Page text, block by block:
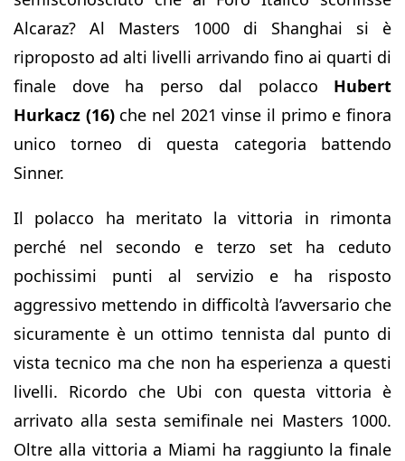
Alcaraz? Al Masters 1000 di Shanghai si è
riproposto ad alti livelli arrivando fino ai quarti di
finale dove ha perso dal polacco Hubert
Hurkacz (16)che nel 2021 vinse il primo e finora
unico torneo di questa categoria battendo
Sinner.
Il polacco ha meritato la vittoria in rimonta
perché nel secondo e terzo set ha ceduto
pochissimi punti al servizio e ha risposto
aggressivo mettendo in difficoltà l’avversario che
sicuramente è un ottimo tennista dal punto di
vista tecnico ma che non ha esperienza a questi
livelli. Ricordo che Ubi con questa vittoria è
arrivato alla sesta semifinale nei Masters 1000.
Oltre alla vittoria a Miami ha raggiunto la finale